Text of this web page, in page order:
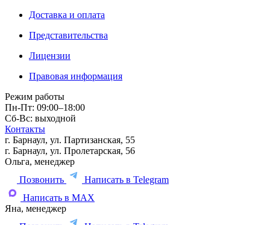
Доставка и оплата
Представительства
Лицензии
Правовая информация
Режим работы
Пн-Пт: 09:00–18:00
Сб-Вс: выходной
Контакты
г. Барнаул, ул. Партизанская, 55
г. Барнаул, ул. Пролетарская, 56
Ольга, менеджер
Позвонить
Написать в Telegram
Написать в MAX
Яна, менеджер